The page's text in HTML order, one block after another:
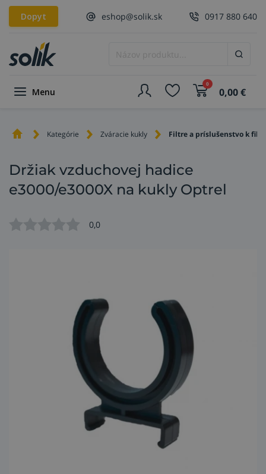
Dopyt eshop@solik.sk 0917 880 640
Menu
0
0,00€
Kategórie Zváracie kukly Filtre a príslušenstvo k
Držiak vzduchovej hadice
e3000/e3000X na kukly Optrel
0,0